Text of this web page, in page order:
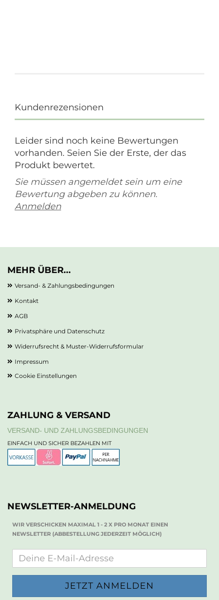
Kundenrezensionen
Leider sind noch keine Bewertungen
vorhanden. Seien Sie der Erste, der das
Produkt bewertet.
Sie müssen angemeldet sein um eine
Bewertung abgeben zu können.
Anmelden
MEHR ÜBER...
Versand- & Zahlungsbedingungen
Kontakt
AGB
Privatsphäre und Datenschutz
Widerrufsrecht & Muster-Widerrufsformular
Impressum
Cookie Einstellungen
ZAHLUNG & VERSAND
VERSAND- UND ZAHLUNGSBEDINGUNGEN
EINFACH UND SICHER BEZAHLEN MIT
NEWSLETTER-ANMELDUNG
WIR VERSCHICKEN MAXIMAL 1 - 2 X PRO MONAT EINEN
NEWSLETTER (ABBESTELLUNG JEDERZEIT MÖGLICH)